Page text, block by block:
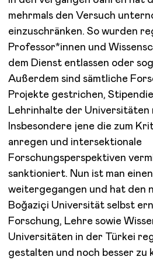
mehrmals den Versuch
einzuschränken. So wurden
Professor*innen und
dem Dienst entlassen oder
Außerdem sind sämtliche
Projekte gestrichen,
Lehrinhalte der
Insbesondere jene die zum
anregen und intersektionale
Forschungsperspektiven
sanktioniert. Nun ist man
weitergegangen und hat den
Boğaziçi Universität selbst
Forschung, Lehre sowie
Universitäten in der Türkei
gestalten und noch besser zu